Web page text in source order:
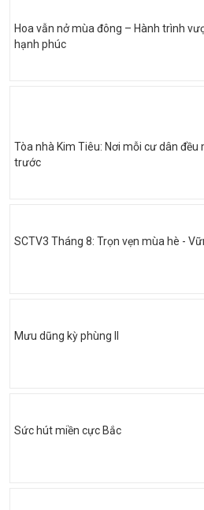
Hoa vẫn nở mùa đông – Hành trình
hạnh phúc
Tòa nhà Kim Tiêu: Nơi mỗi cư dân
trước
SCTV3 Tháng 8: Trọn vẹn mùa hè -
Mưu dũng kỳ phùng II
Sức hút miền cực Bắc